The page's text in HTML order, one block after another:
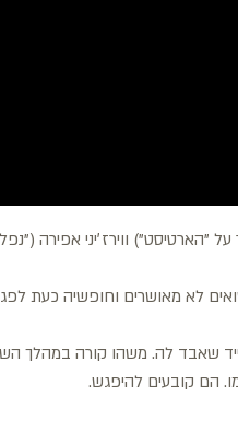
"הארטיסט") ווירז׳יני אפירה
לא מאושרים וחופשיה כעת
שאבד לה. משהו קורה במהלך
הם קובעים להיפגש.